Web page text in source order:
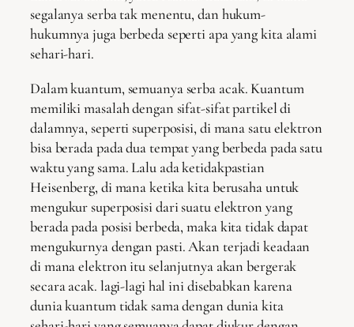
segalanya serba tak menentu, dan hukum-
hukumnya juga berbeda seperti apa yang kita alami
sehari-hari.
Dalam kuantum, semuanya serba acak. Kuantum
memiliki masalah dengan sifat-sifat partikel di
dalamnya, seperti superposisi, di mana satu elektron
bisa berada pada dua tempat yang berbeda pada satu
waktu yang sama. Lalu ada ketidakpastian
Heisenberg, di mana ketika kita berusaha untuk
mengukur superposisi dari suatu elektron yang
berada pada posisi berbeda, maka kita tidak dapat
mengukurnya dengan pasti. Akan terjadi keadaan
di mana elektron itu selanjutnya akan bergerak
secara acak. lagi-lagi hal ini disebabkan karena
dunia kuantum tidak sama dengan dunia kita